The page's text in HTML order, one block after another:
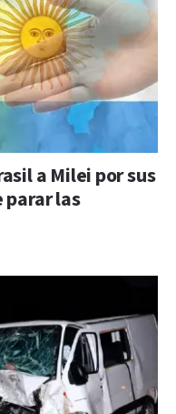
a Milei por sus
parar las